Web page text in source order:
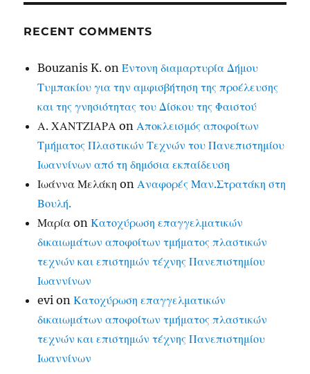
RECENT COMMENTS
Bouzanis K. onΈντονη διαμαρτυρία Δήμου
Τυμπακίου για την αμφισβήτηση της προέλευσης
και της γνησιότητας του Δίσκου της Φαιστού
Α. ΧΑΝΤΖΙΑΡΑ onΑποκλεισμός αποφοίτων
Τμήματος Πλαστικών Τεχνών του Πανεπιστημίου
Ιωαννίνων από τη δημόσια εκπαίδευση
Ιωάννα Μελάκη onΑναφορές Μαν.Στρατάκη στη
Βουλή.
Μαρία onΚατοχύρωση επαγγελματικών
δικαιωμάτων αποφοίτων τμήματος πλαστικών
τεχνών και επιστημών τέχνης Πανεπιστημίου
Ιωαννίνων
evi onΚατοχύρωση επαγγελματικών
δικαιωμάτων αποφοίτων τμήματος πλαστικών
τεχνών και επιστημών τέχνης Πανεπιστημίου
Ιωαννίνων